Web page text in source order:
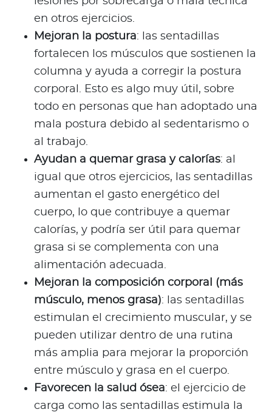
en otros ejercicios.
Mejoran la postura: las sentadillas
fortalecen los músculos que sostienen la
columna y ayuda a corregir la postura
corporal. Esto es algo muy útil, sobre
todo en personas que han adoptado una
mala postura debido al sedentarismo o
al trabajo.
Ayudan a quemar grasa y calorías: al
igual que otros ejercicios, las sentadillas
aumentan el gasto energético del
cuerpo, lo que contribuye a quemar
calorías, y podría ser útil para quemar
grasa si se complementa con una
alimentación adecuada.
Mejoran la composición corporal (más
músculo, menos grasa): las sentadillas
estimulan el crecimiento muscular, y se
pueden utilizar dentro de una rutina
más amplia para mejorar la proporción
entre músculo y grasa en el cuerpo.
Favorecen la salud ósea: el ejercicio de
carga como las sentadillas estimula la